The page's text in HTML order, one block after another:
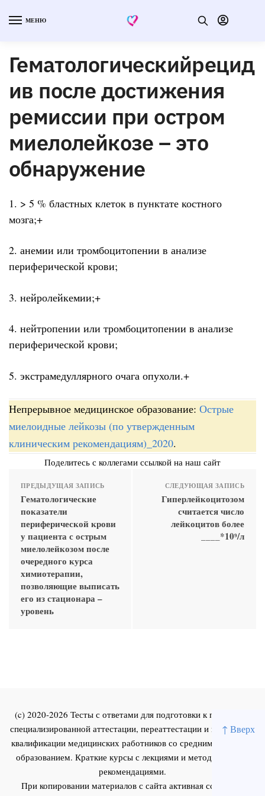
↑ Вверх
МЕНЮ
Гематологическийрецид
ив после достижения
ремиссии при остром
миелолейкозе – это
обнаружение
1. > 5 % бластных клеток в пунктате костного
мозга;+
2. анемии или тромбоцитопении в анализе
периферической крови;
3. нейролейкемии;+
4. нейтропении или тромбоцитопении в анализе
периферической крови;
5. экстрамедуллярного очага опухоли.+
Непрерывное медицинское образование: Острые
миелоидные лейкозы (по утвержденным
клиническим рекомендациям)_2020.
Поделитесь с коллегами ссылкой на наш сайт
ПРЕДЫДУЩАЯ ЗАПИСЬ
Гематологические
показатели
периферической крови
у пациента с острым
миелолейкозом после
очередного курса
химиотерапии,
позволяющие выписать
его из стационара –
уровень
СЛЕДУЮЩАЯ ЗАПИСЬ
Гиперлейкоцитозом
считается число
лейкоцитов более
____*10⁹/л
(c) 2020-2026 Тесты с ответами для подготовки к первичной
специализированной аттестации, переаттестации и повышения
квалификации медицинских работников со средним и высшим
образованием. Краткие курсы с лекциями и методическими
рекомендациями.
При копировании материалов с сайта активная ссылка на